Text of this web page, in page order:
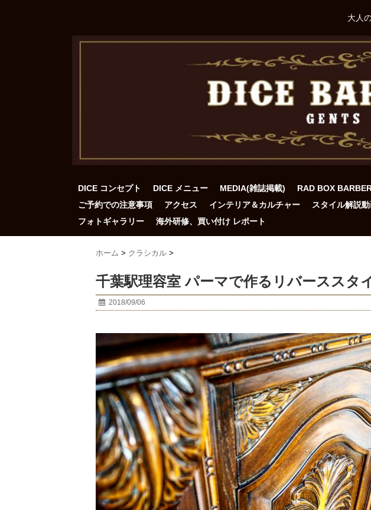
大人
DICE コンセプト DICE メニュー MEDIA(雑誌掲載) RAD BOX
ご予約での注意事項
アクセス インテリア＆カルチャー スタイル解説
フォトギャラリー
海外研修、買い付け レポート
ホーム > クラシカル >
千葉駅理容室 パーマで作るリバーススタ
2018/09/06